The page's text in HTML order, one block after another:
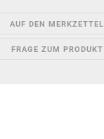
AUF DEN MERKZETTEL
FRAGE ZUM PRODUKT